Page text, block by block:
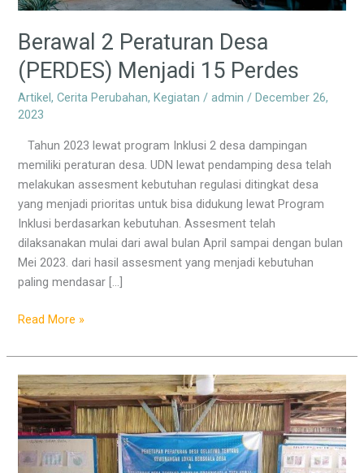
Berawal 2 Peraturan Desa
(PERDES) Menjadi 15 Perdes
Artikel,Cerita Perubahan, Kegiatan /admin/ December 26,
2023
Tahun 2023 lewat program Inklusi 2 desa dampingan
memiliki peraturan desa. UDN lewat pendamping desa telah
melakukan assesment kebutuhan regulasi ditingkat desa
yang menjadi prioritas untuk bisa didukung lewat Program
Inklusi berdasarkan kebutuhan. Assesment telah
dilaksanakan mulai dari awal bulan April sampai dengan bulan
Mei 2023. dari hasil assesment yang menjadi kebutuhan
paling mendasar […]
Perdes
Read More »
Desa
Oelatimo
Punya
Perdes
Kewenangan